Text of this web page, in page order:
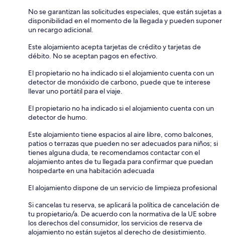
No se garantizan las solicitudes especiales, que están sujetas a
disponibilidad en el momento de la llegada y pueden suponer
un recargo adicional.
Este alojamiento acepta tarjetas de crédito y tarjetas de
débito. No se aceptan pagos en efectivo.
El propietario no ha indicado si el alojamiento cuenta con un
detector de monóxido de carbono, puede que te interese
llevar uno portátil para el viaje.
El propietario no ha indicado si el alojamiento cuenta con un
detector de humo.
Este alojamiento tiene espacios al aire libre, como balcones,
patios o terrazas que pueden no ser adecuados para niños; si
tienes alguna duda, te recomendamos contactar con el
alojamiento antes de tu llegada para confirmar que puedan
hospedarte en una habitación adecuada
El alojamiento dispone de un servicio de limpieza profesional
Si cancelas tu reserva, se aplicará la política de cancelación de
tu propietario/a. De acuerdo con la normativa de la UE sobre
los derechos del consumidor, los servicios de reserva de
alojamiento no están sujetos al derecho de desistimiento.